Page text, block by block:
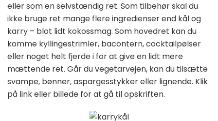
eller som en selvstændig ret. Som tilbehør skal du
ikke bruge ret mange flere ingredienser end kål og
karry – blot lidt kokossmag. Som hovedret kan du
komme kyllingestrimler, bacontern, cocktailpølser
eller noget helt fjerde i for at give en lidt mere
mættende ret. Går du vegetarvejen, kan du tilsætte
svampe, bønner, aspargesstykker eller lignende. Klik
på link eller billede for at gå til opskriften.